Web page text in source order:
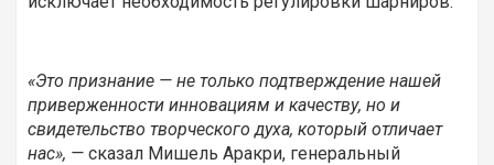
«Это признание — не только подтверждение нашей
приверженности инновациям и качеству, но и
свидетельство творческого духа, который отличает
нас», — сказал Мишель Аракри, генеральный